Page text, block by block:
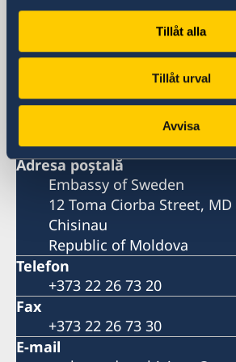
Tillåt alla
Tillåt urval
Avvisa
Suedia în Moldova,
Ambasade
Besöksadress
12 Toma Ciorba Street, MD
Chisinau
Adresa poştală
Embassy of Sweden
12 Toma Ciorba Street, MD
Chisinau
Republic of Moldova
Telefon
+373 22 26 73 20
Fax
+373 22 26 73 30
E-mail